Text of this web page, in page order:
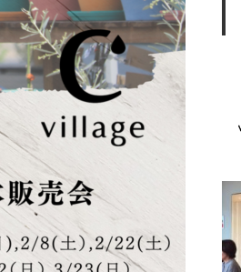
の訪れを感じる新ランチメニ
ーが始まりました
限定ランチメニューのご案